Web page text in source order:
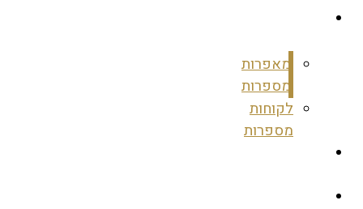
מאפרות
מספרות
לקוחות
מספרות